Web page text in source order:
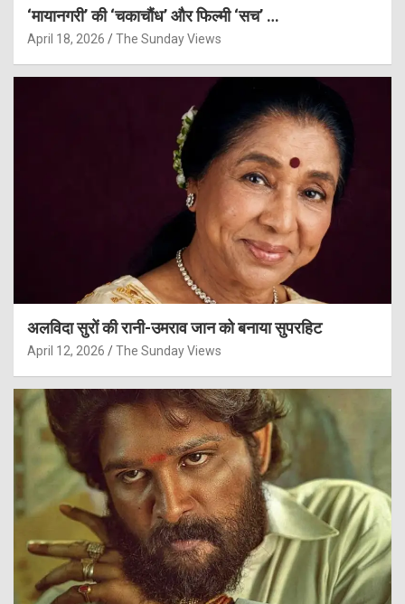
‘मायानगरी’ की ‘चकाचौंध’ और फिल्मी ‘सच’ …
April 18, 2026 The Sunday Views
अलविदा सुरों की रानी-उमराव जान को बनाया सुपरहिट
April 12, 2026 The Sunday Views